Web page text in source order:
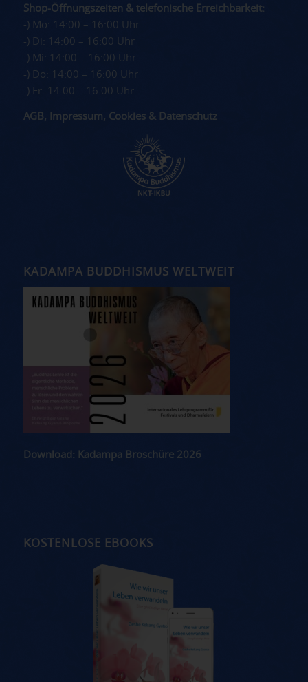
Shop-Öffnungszeiten & telefonische Erreichbarkeit:
-) Mo: 14:00 – 16:00 Uhr
-) Di: 14:00 – 16:00 Uhr
-) Mi: 14:00 – 16:00 Uhr
-) Do: 14:00 – 16:00 Uhr
-) Fr: 14:00 – 16:00 Uhr
AGB , Impressum, Cookies& Datenschutz
KADAMPA BUDDHISMUS WELTWEIT
Download: Kadampa Broschüre 2026
KOSTENLOSE EBOOKS